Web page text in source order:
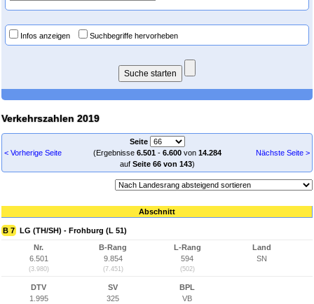
Infos anzeigen Suchbegriffe hervorheben
Verkehrszahlen 2019
< Vorherige Seite
Seite
(Ergebnisse 6.501- 6.600von 14.284
auf Seite 66 von 143)
Nächste Seite >
Abschnitt
B 7 LG (TH/SH) - Frohburg (L 51)
Nr.
6.501
(3.980)
B-Rang
9.854
(7.451)
L-Rang
594
(502)
Land
SN
DTV
1.995
SV
325
BPL
VB